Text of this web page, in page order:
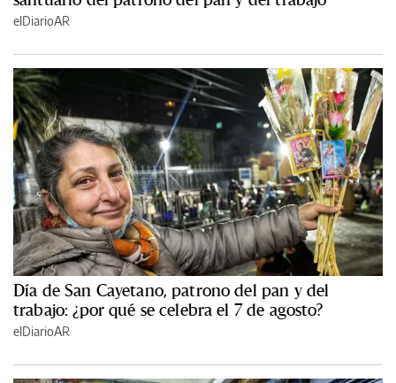
elDiarioAR
Día de San Cayetano, patrono del pan y del
trabajo: ¿por qué se celebra el 7 de agosto?
elDiarioAR